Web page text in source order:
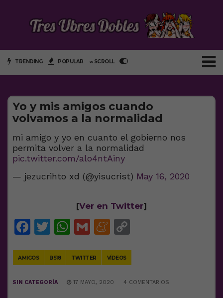
TRENDING POPULAR ∞ SCROLL
Yo y mis amigos cuando
volvamos a la normalidad
mi amigo y yo en cuanto el gobierno nos
permita volver a la normalidad
pic.twitter.com/alo4ntAiny
— jezucrihto xd (@yisucrist) May 16, 2020
[Ver en Twitter]
Facebook
Twitter
WhatsApp
GmailMeneame
AMIGOS BS18 TWITTER VÍDEOS
SIN CATEGORÍA 17 MAYO, 2020 4 COMENTARIOS